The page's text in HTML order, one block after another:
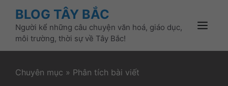
content
BLOG TÂY BẮC
Người kể những câu chuyện văn hoá, giáo dục,
môi trường, thời sự về Tây Bắc!
Menu
Chuyên mục » Phân tích bài viết